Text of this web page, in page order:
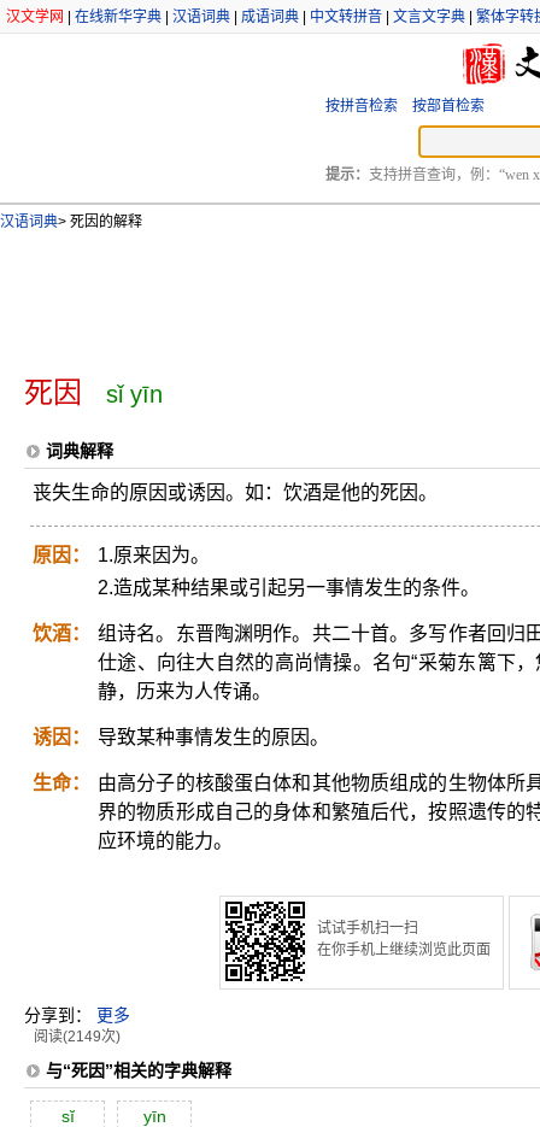
汉文学网 在线新华字典 汉语词典 成语词典 中文转拼音 文言文字典 繁体字转
按拼音检索 按部首检索
提示： 支持拼音查询，例：“wen
汉语词典> 死因的解释
死因 sǐ yīn
词典解释
丧失生命的原因或诱因。如：饮酒是他的死因。
原因：
1.原来因为。
2.造成某种结果或引起另一事情发生的条件。
饮酒：
组诗名。东晋陶渊明作。共二十首。多写作者回归
仕途、向往大自然的高尚情操。名句“采菊东篱下
静，历来为人传诵。
诱因： 导致某种事情发生的原因。
生命：
由高分子的核酸蛋白体和其他物质组成的生物体所
界的物质形成自己的身体和繁殖后代，按照遗传的
应环境的能力。
试试手机扫一扫
在你手机上继续浏览此页面
分享到： 更多
阅读(2149次)
与“死因”相关的字典解释
sĭ yīn